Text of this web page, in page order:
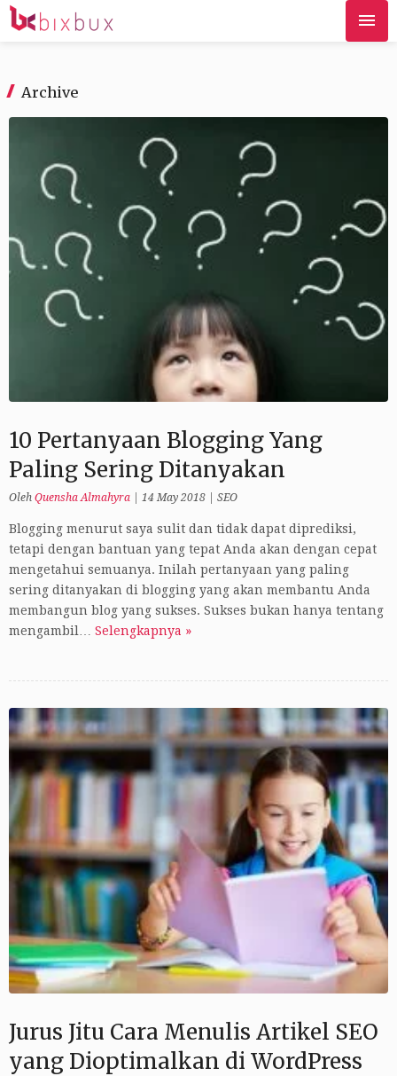
Archive
10 Pertanyaan Blogging Yang
Paling Sering Ditanyakan
Oleh Quensha Almahyra 14 May 2018 SEO
Blogging menurut saya sulit dan tidak dapat diprediksi,
tetapi dengan bantuan yang tepat Anda akan dengan cepat
mengetahui semuanya. Inilah pertanyaan yang paling
sering ditanyakan di blogging yang akan membantu Anda
membangun blog yang sukses. Sukses bukan hanya tentang
mengambil… Selengkapnya »
Jurus Jitu Cara Menulis Artikel SEO
yang Dioptimalkan di WordPress